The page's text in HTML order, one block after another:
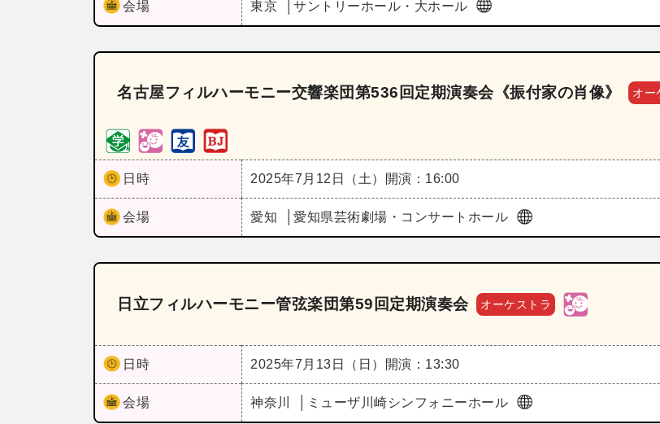
会場 東京 サントリーホール・大ホール
名古屋フィルハーモニー交響楽団第536回定期演奏会《振付家の肖像》 オー
日時 2025年7月12日（土） 開演：16:00
会場 愛知 愛知県芸術劇場・コンサートホール
日立フィルハーモニー管弦楽団第59回定期演奏会 オーケストラ
日時 2025年7月13日（日） 開演：13:30
会場 神奈川 ミューザ川崎シンフォニーホール